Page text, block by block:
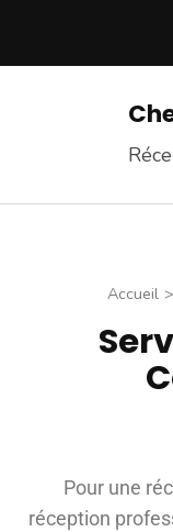
Accueil >
Pour une
réception